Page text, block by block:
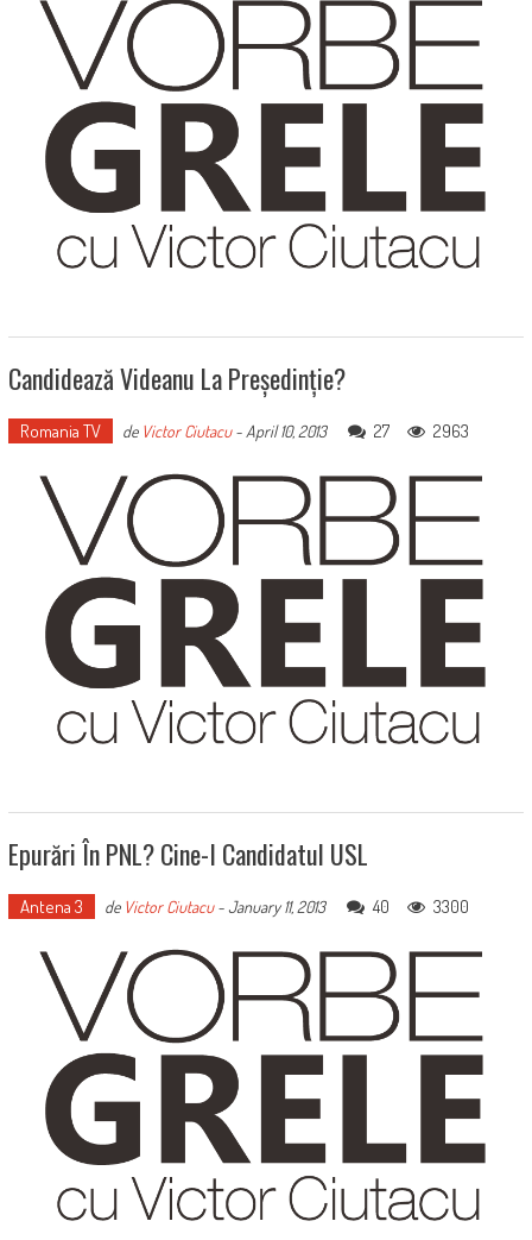
Candidează Videanu La Președinție?
Romania TV de Victor Ciutacu-April 10, 2013 27 2963
Epurări În PNL? Cine-I Candidatul USL
Antena 3 de Victor Ciutacu-January 11, 2013 40 3300